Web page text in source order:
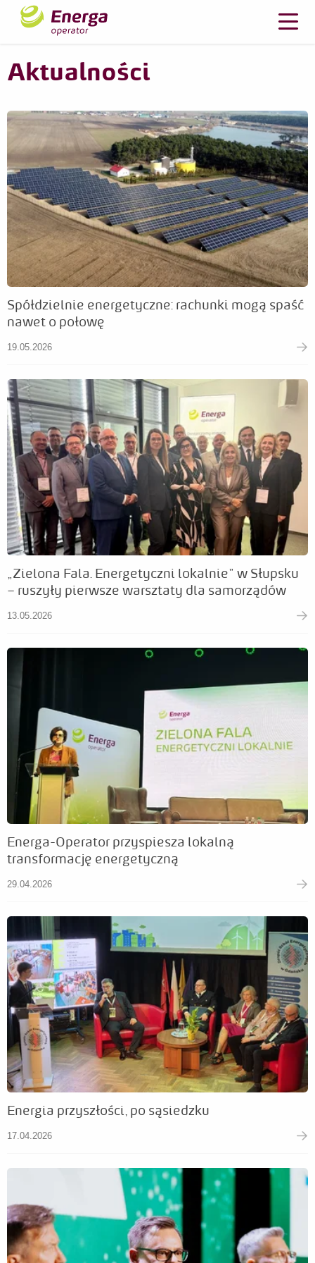
Aktualności
Spółdzielnie energetyczne: rachunki mogą spaść
nawet o połowę
19.05.2026
„Zielona Fala. Energetyczni lokalnie” w Słupsku
– ruszyły pierwsze warsztaty dla samorządów
13.05.2026
Energa-Operator przyspiesza lokalną
transformację energetyczną
29.04.2026
Energia przyszłości, po sąsiedzku
17.04.2026